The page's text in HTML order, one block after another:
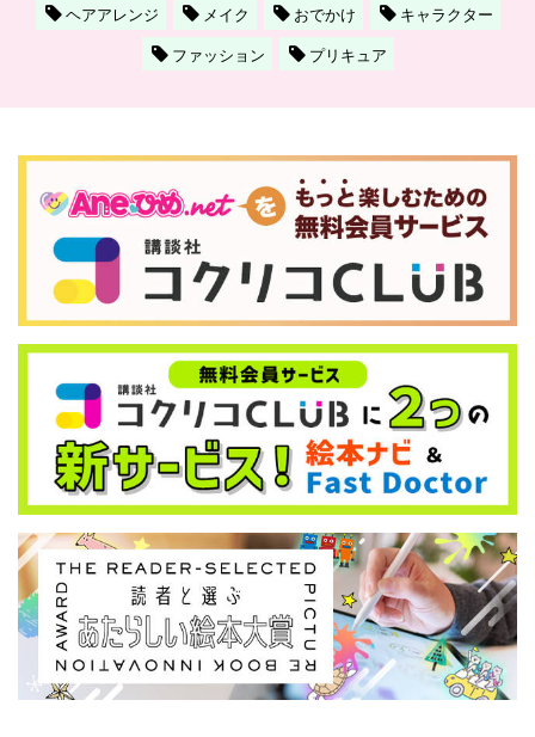
ヘアアレンジ メイク おでかけ
キャラクター
ファッション
プリキュア